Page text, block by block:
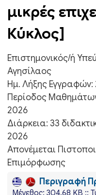
μικρές
Κύκλος]
Επιστημονικός/ή
Αγησίλαος
Ημ. Λήξης Εγγραφών:
Περίοδος
2026
Διάρκεια: 33
2026
Απονέμεται
Επιμόρφωσης
Περιγραφή
Mέγεθος: 304.68 KB ::